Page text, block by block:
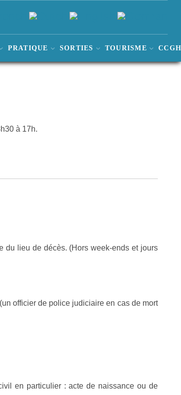
PRATIQUE SORTIES TOURISME
à 17h.
du lieu de décès. (Hors week-ends et jours
officier de police judiciaire en cas de mort
en particulier : acte de naissance ou de